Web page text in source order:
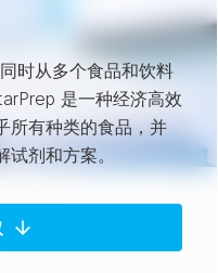
时从多个食品和饮料
是一种经济高效
所有种类的食品，并
剂和方案。